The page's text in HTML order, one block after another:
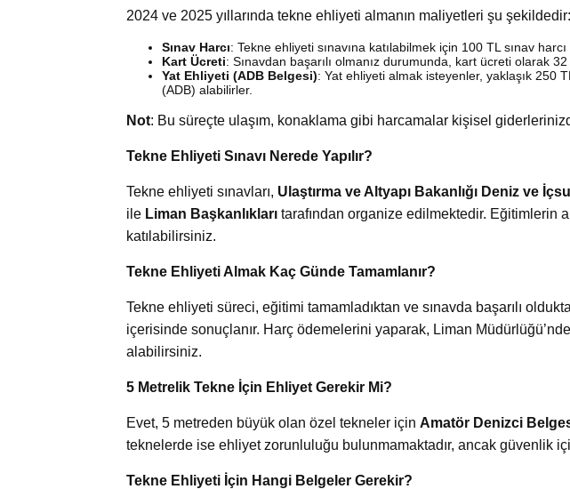
2024 ve 2025 yıllarında tekne ehliyeti almanın maliyetleri şu şekildedir:
Sınav Harcı: Tekne ehliyeti sınavına katılabilmek için 100 TL sınav
Kart Ücreti: Sınavdan başarılı olmanız durumunda, kart ücreti olarak
Yat Ehliyeti (ADB Belgesi): Yat ehliyeti almak isteyenler, yaklaşık 250
(ADB) alabilirler.
Not: Bu süreçte ulaşım, konaklama gibi harcamalar kişisel
Tekne Ehliyeti Sınavı Nerede Yapılır?
Tekne ehliyeti sınavları, Ulaştırma ve Altyapı Bakanlığı Deniz ve
ile Liman Başkanlıkları tarafından organize edilmektedir. Eğitimlerin
katılabilirsiniz.
Tekne Ehliyeti Almak Kaç Günde Tamamlanır?
Tekne ehliyeti süreci, eğitimi tamamladıktan ve sınavda başarılı
içerisinde sonuçlanır. Harç ödemelerini yaparak, Liman
alabilirsiniz.
5 Metrelik Tekne İçin Ehliyet Gerekir Mi?
Evet, 5 metreden büyük olan özel tekneler için Amatör Denizci
teknelerde ise ehliyet zorunluluğu bulunmamaktadır, ancak güvenlik
Tekne Ehliyeti İçin Hangi Belgeler Gerekir?